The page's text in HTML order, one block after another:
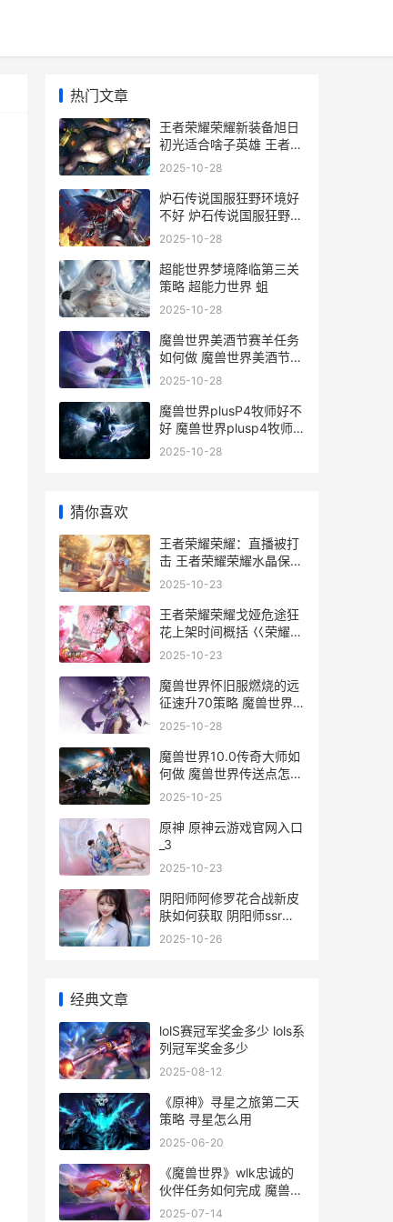
热门文章
王者荣耀荣耀新装备旭日
初光适合啥子英雄 王者荣
耀新荣耀皮肤爆料
2025-10-28
炉石传说国服狂野环境好
不好 炉石传说国服狂野卡
组胜率多少
2025-10-28
超能世界梦境降临第三关
策略 超能力世界 蛆
2025-10-28
魔兽世界美酒节赛羊任务
如何做 魔兽世界美酒节
boss出现bug
2025-10-28
魔兽世界plusP4牧师好不
好 魔兽世界plusp4牧师
符文
2025-10-28
猜你喜欢
王者荣耀荣耀：直播被打
击 王者荣耀荣耀水晶保底
多少
2025-10-23
王者荣耀荣耀戈娅危途狂
花上架时间概括 巜荣耀王
者
2025-10-23
魔兽世界怀旧服燃烧的远
征速升70策略 魔兽世界
怀旧服plus
2025-10-28
魔兽世界10.0传奇大师如
何做 魔兽世界传送点怎么
开
2025-10-25
原神 原神云游戏官网入口
_3
2025-10-23
阴阳师阿修罗花合战新皮
肤如何获取 阴阳师ssr阿
修罗
2025-10-26
经典文章
lolS赛冠军奖金多少 lols系
列冠军奖金多少
2025-08-12
《原神》寻星之旅第二天
策略 寻星怎么用
2025-06-20
《魔兽世界》wlk忠诚的
伙伴任务如何完成 魔兽世
界wlk法师天赋推荐
2025-07-14